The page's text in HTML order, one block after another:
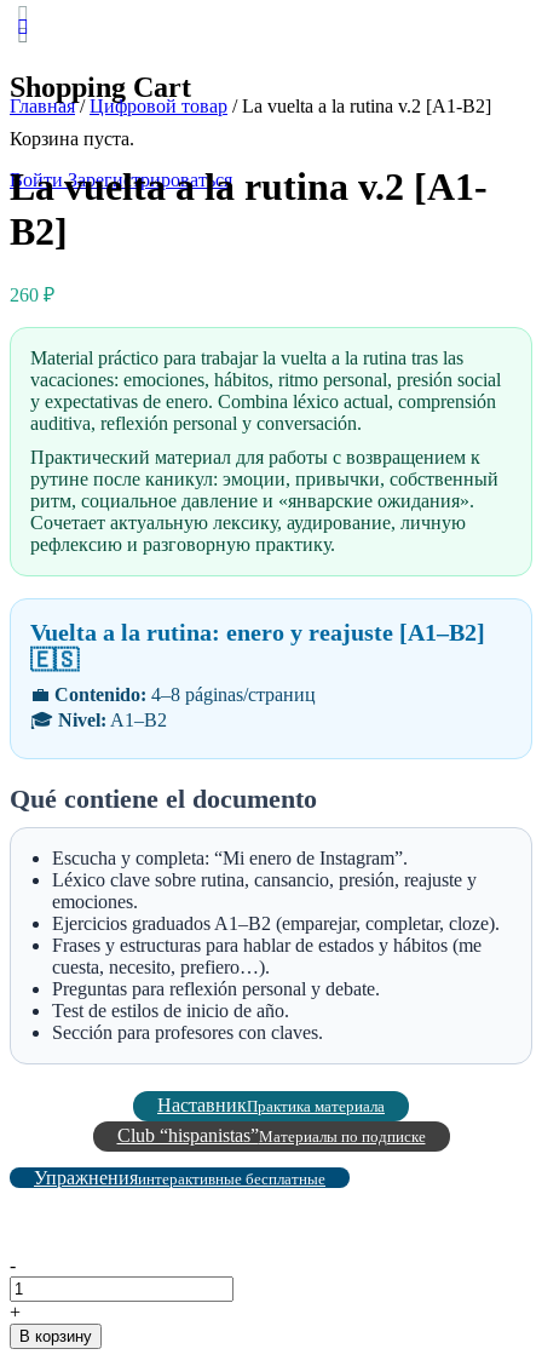
Shopping Cart
Корзина пуста.
ВойтиЗарегистрироваться
Главная/Цифровой товар / La vuelta a la rutina v.2 [A1-B2]
La vuelta a la rutina v.2 [A1-
B2]
260 ₽
Material práctico para trabajar la vuelta a la rutina tras las
vacaciones: emociones, hábitos, ritmo personal, presión social
y expectativas de enero. Combina léxico actual, comprensión
auditiva, reflexión personal y conversación.
Практический материал для работы с возвращением к
рутине после каникул: эмоции, привычки, собственный
ритм, социальное давление и «январские ожидания».
Сочетает актуальную лексику, аудирование, личную
рефлексию и разговорную практику.
Vuelta a la rutina: enero y reajuste [A1–B2]
🇪🇸
💼 Contenido: 4–8 páginas/страниц
🎓 Nivel: A1–B2
Qué contiene el documento
Escucha y completa: “Mi enero de Instagram”.
Léxico clave sobre rutina, cansancio, presión, reajuste y
emociones.
Ejercicios graduados A1–B2 (emparejar, completar, cloze).
Frases y estructuras para hablar de estados y hábitos (me
cuesta, necesito, prefiero…).
Preguntas para reflexión personal y debate.
Test de estilos de inicio de año.
Sección para profesores con claves.
НаставникПрактика материала
Club “hispanistas”Материалы по подписке
Упражненияинтерактивные бесплатные
La
vuelta
a
la
rutina
-
+
В корзину